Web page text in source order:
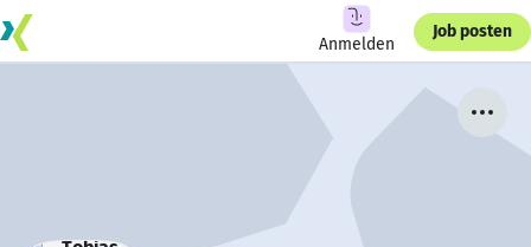
Anmelden
Job posten